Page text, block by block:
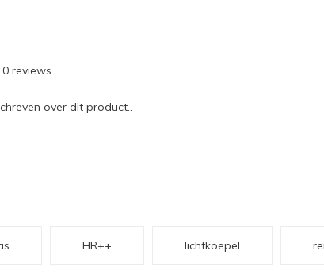
reviews
over dit product..
HR++ lichtkoepel